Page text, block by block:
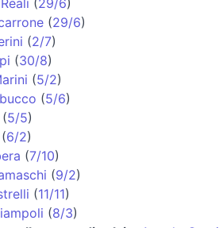
(29/6)
(2/7)
(30/8)
(5/2)
(5/6)
(5/5)
(6/2)
(7/10)
(9/2)
(11/11)
(8/3)